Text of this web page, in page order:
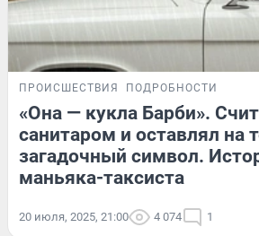
ПРОИСШЕСТВИЯ ПОДРОБНОСТИ
«Она — кукла Барби».
санитаром и оставлял на
загадочный символ.
маньяка-таксиста
20 июля, 2025, 21:00 4 074 1